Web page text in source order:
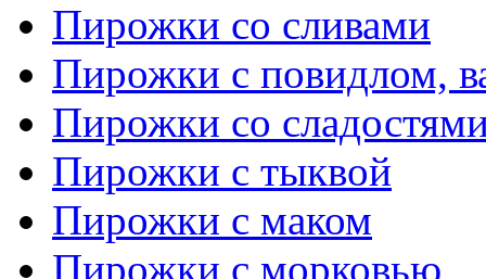
Пирожки со сливами
Пирожки с повидлом,
Пирожки со
Пирожки с тыквой
Пирожки с маком
Пирожки с морковью